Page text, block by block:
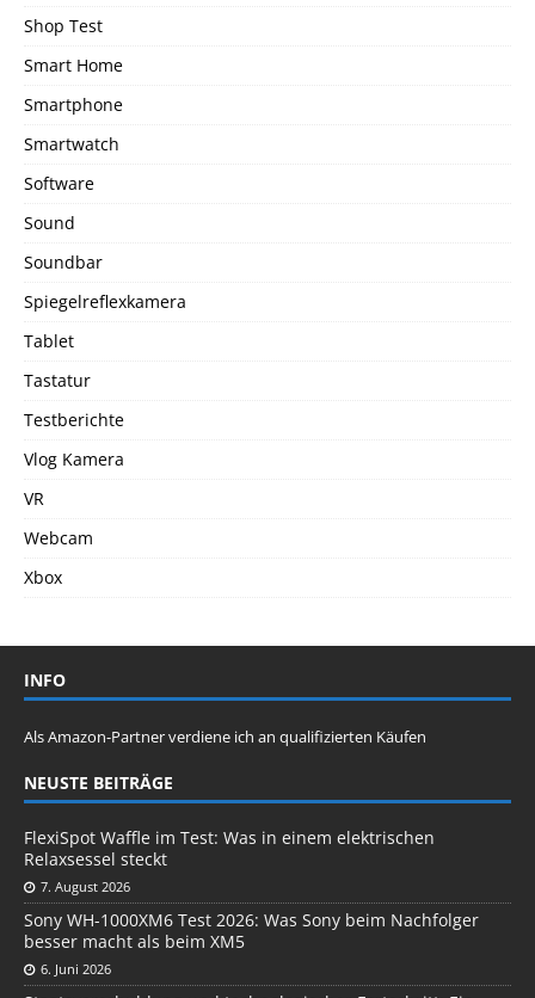
Shop Test
Smart Home
Smartphone
Smartwatch
Software
Sound
Soundbar
Spiegelreflexkamera
Tablet
Tastatur
Testberichte
Vlog Kamera
VR
Webcam
Xbox
INFO
Als Amazon-Partner verdiene ich an qualifizierten Käufen
NEUSTE BEITRÄGE
FlexiSpot Waffle im Test: Was in einem elektrischen
Relaxsessel steckt
7. August 2026
Sony WH-1000XM6 Test 2026: Was Sony beim Nachfolger
besser macht als beim XM5
6. Juni 2026